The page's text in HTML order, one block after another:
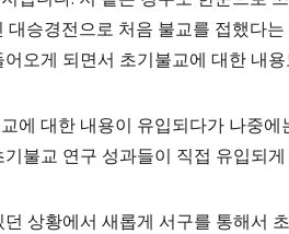
대승경전으로 처음 불교를 접했다
오게 되면서 초기불교에 대한 내
에 대한 내용이 유입되다가 나중
불교 연구 성과들이 직접 유입되게
상황에서 새롭게 서구를 통해서